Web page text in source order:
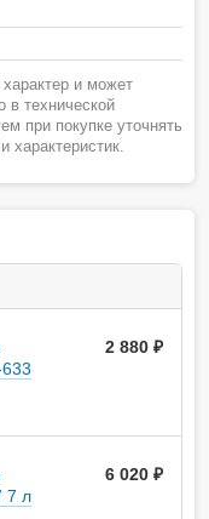
и может
в технической
при покупке уточнять
характеристик.
2 880
7 л
6 020